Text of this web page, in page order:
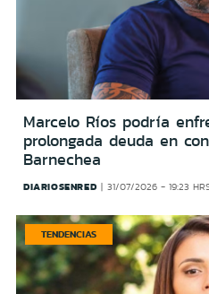
Marcelo Ríos podría
prolongada deuda en
Barnechea
DIARIOSENRED 31/07/2026 - 19:23
TENDENCIAS